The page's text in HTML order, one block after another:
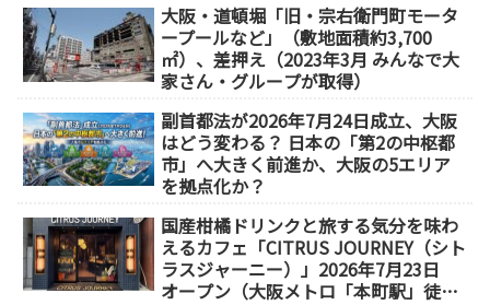
大阪・道頓堀「旧・宗右衛門町モータ
ープールなど」（敷地面積約3,700
㎡）、差押え（2023年3月 みんなで大
家さん・グループが取得）
副首都法が2026年7月24日成立、大阪
はどう変わる？ 日本の「第2の中枢都
市」へ大きく前進か、大阪の5エリア
を拠点化か？
国産柑橘ドリンクと旅する気分を味わ
えるカフェ「CITRUS JOURNEY（シト
ラスジャーニー）」2026年7月23日
オープン（大阪メトロ「本町駅」徒歩